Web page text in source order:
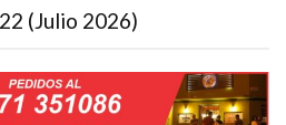
(Julio 2026)